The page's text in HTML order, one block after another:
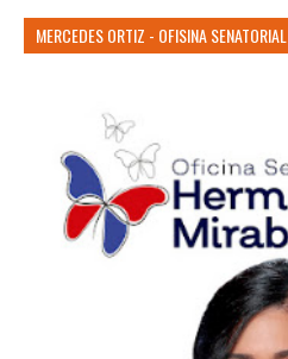
MERCEDES ORTIZ - OFISINA SENATORIAL